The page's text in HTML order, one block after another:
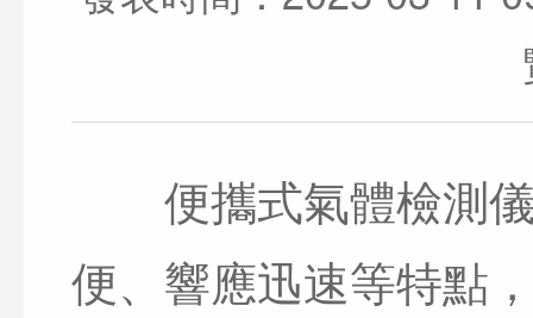
便攜式氣體檢測儀
便、響應迅速等特點